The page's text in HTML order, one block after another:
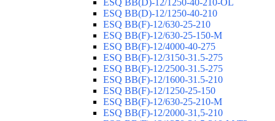
ESQ BB(D)-12/1250-40-210-OL
ESQ BB(D)-12/1250-40-210
ESQ ВВ(F)-12/630-25-210
ESQ ВВ(F)-12/630-25-150-М
ESQ ВВ(F)-12/4000-40-275
ESQ ВВ(F)-12/3150-31.5-275
ESQ ВВ(F)-12/2500-31.5-275
ESQ ВВ(F)-12/1600-31.5-210
ESQ ВВ(F)-12/1250-25-150
ESQ BB(F)-12/630-25-210-М
ESQ BB(F)-12/2000-31,5-210